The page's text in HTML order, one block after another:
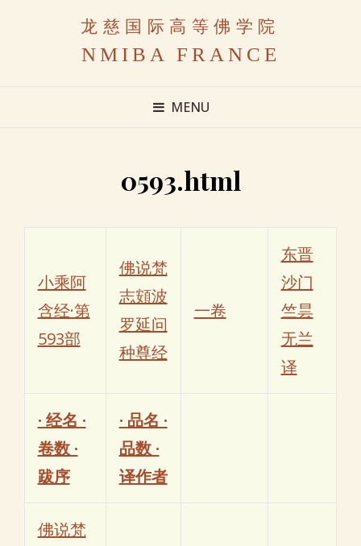
龙慈国际高等佛学院
NMIBA FRANCE
MENU
0593.html
小乘阿
含经·第
593部
佛说梵
志頞波
罗延问
种尊经
一卷
东晋
沙门
竺昙
无兰
译
· 经名 ·
卷数 ·
跋序
· 品名 ·
品数 ·
译作者
佛说梵